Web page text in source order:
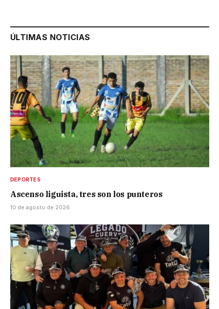
ÚLTIMAS NOTICIAS
DEPORTES
Ascenso liguista, tres son los punteros
10 de agosto de 2026